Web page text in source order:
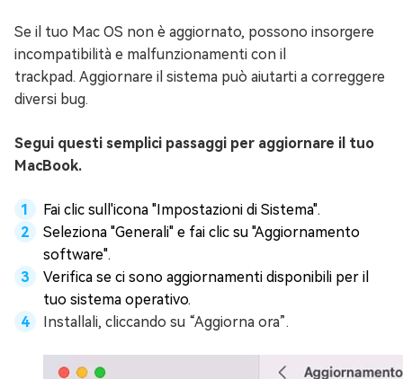
Se il tuo Mac OS non è aggiornato, possono insorgere
incompatibilità e malfunzionamenti con il
trackpad. Aggiornare il sistema può aiutarti a correggere
diversi bug.
Segui questi semplici passaggi per aggiornare il tuo
MacBook.
Fai clic sull'icona "Impostazioni di Sistema".
Seleziona "Generali" e fai clic su "Aggiornamento
software".
Verifica se ci sono aggiornamenti disponibili per il
tuo sistema operativo.
Installali, cliccando su “Aggiorna ora”.